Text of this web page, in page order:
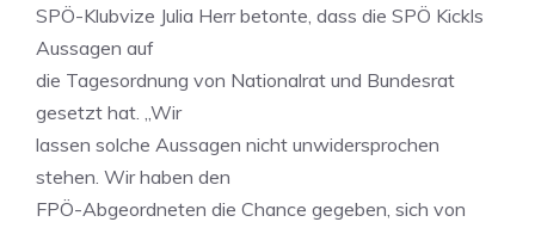
SPÖ-Klubvize Julia Herr betonte, dass die SPÖ Kickls
Aussagen auf
die Tagesordnung von Nationalrat und Bundesrat
gesetzt hat. „Wir
lassen solche Aussagen nicht unwidersprochen
stehen. Wir haben den
FPÖ-Abgeordneten die Chance gegeben, sich von